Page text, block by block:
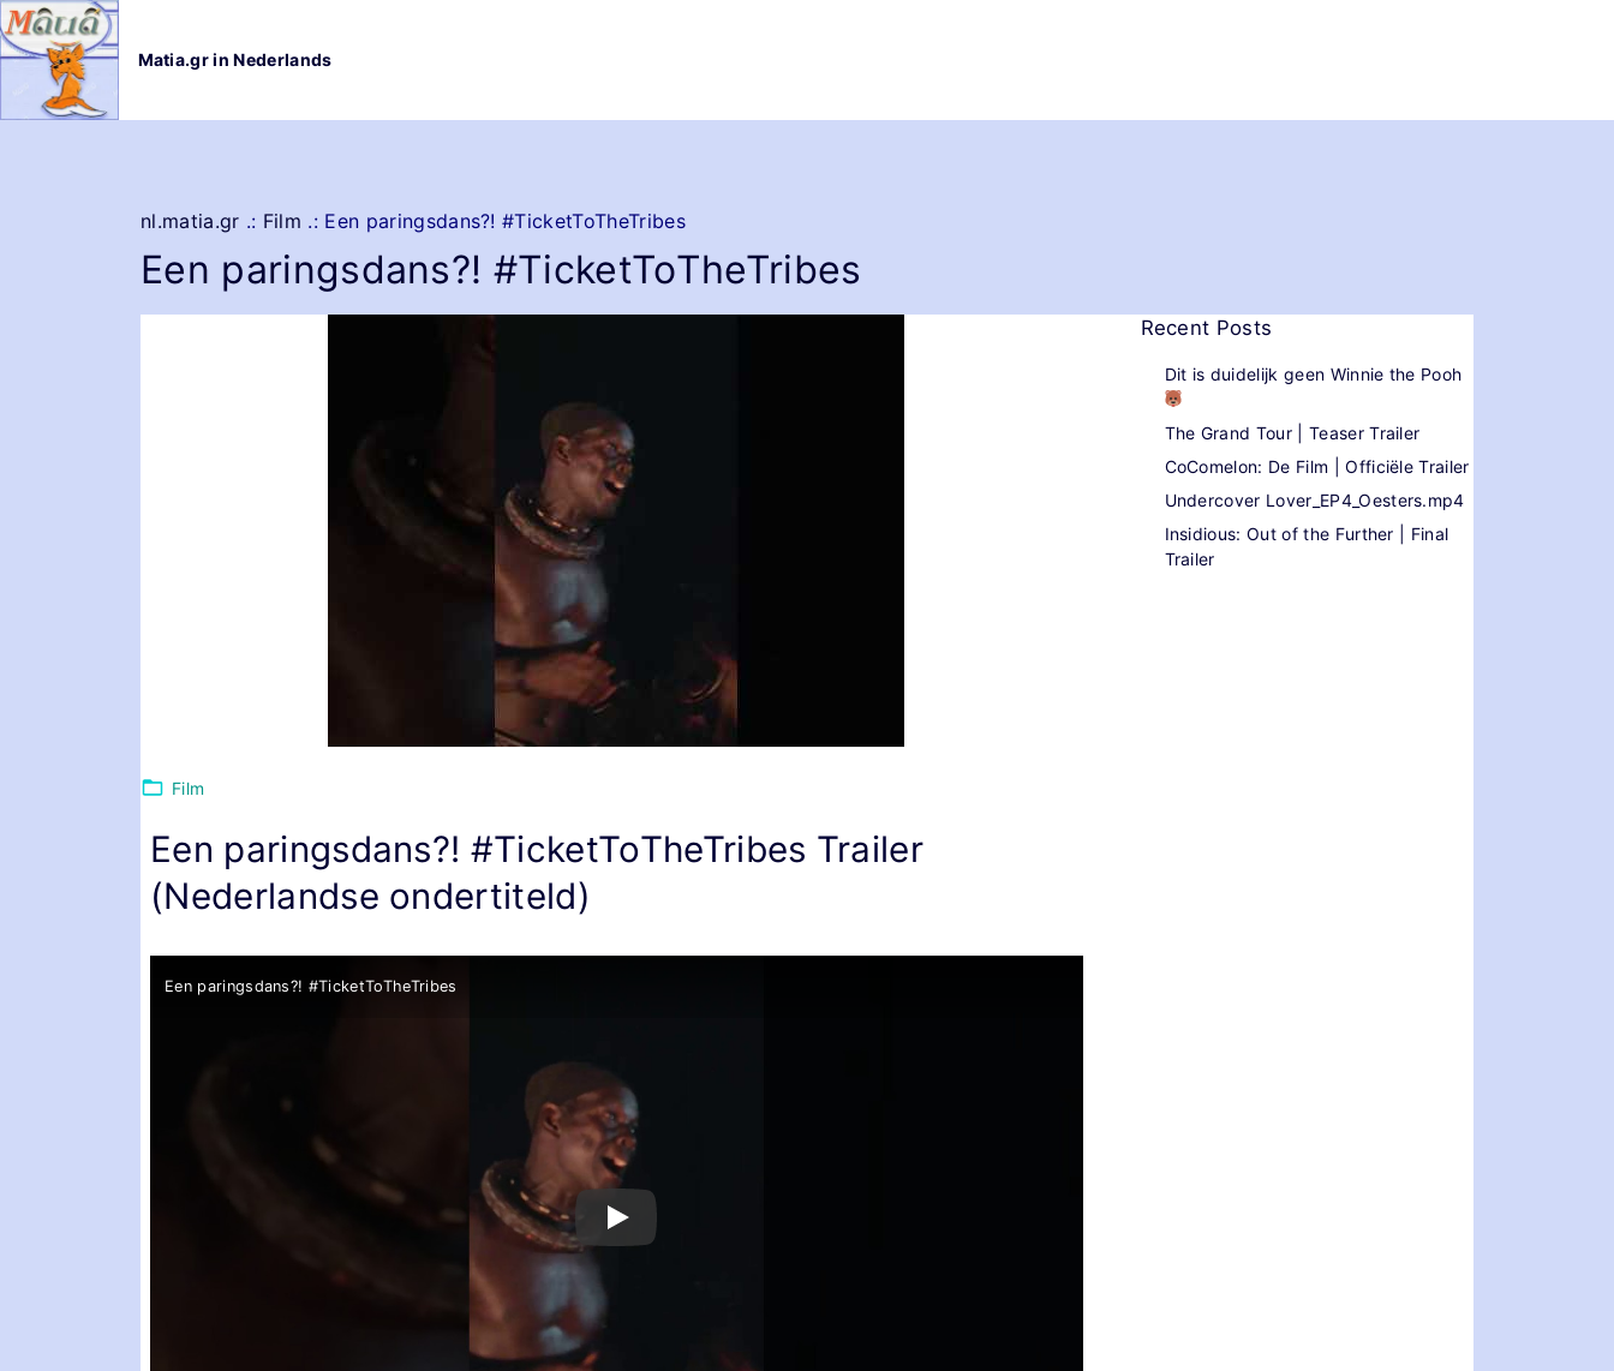
G
a
Matia.gr in Nederlands
nl.matia.gr .: Film .: Een paringsdans?! #TicketToTheTribes
Een paringsdans?! #TicketToTheTribes
Film
Een paringsdans?! #TicketToTheTribes Trailer
(Nederlandse ondertiteld)
Een paringsdans?! #TicketToTheTribes
Recent Posts
Dit is duidelijk geen Winnie the Pooh
The Grand Tour | Teaser Trailer
CoComelon: De Film | Officiële Trailer
Undercover Lover_EP4_Oesters.mp4
Insidious: Out of the Further | Final
Trailer